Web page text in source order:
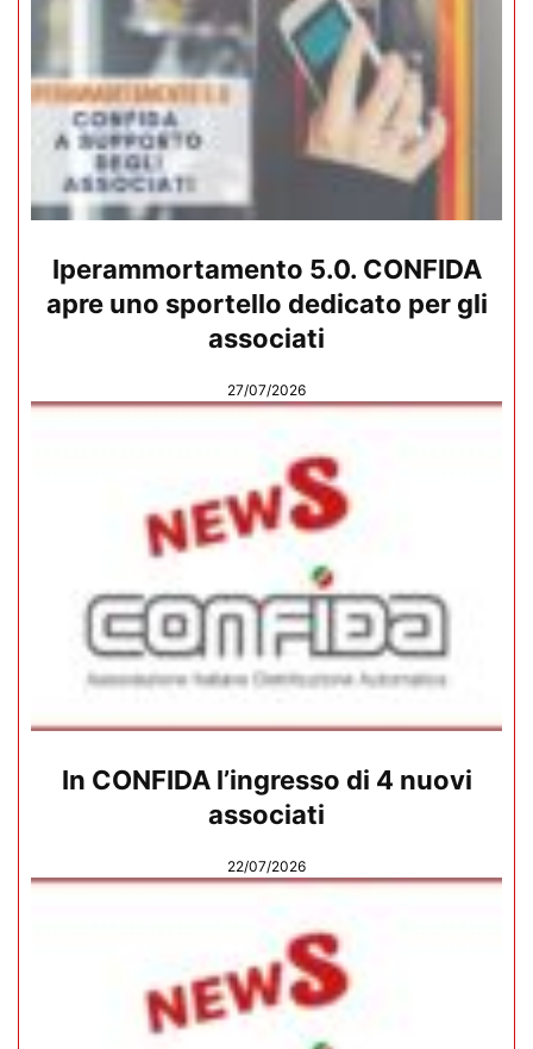
Iperammortamento 5.0. CONFIDA
apre uno sportello dedicato per gli
associati
27/07/2026
In CONFIDA l’ingresso di 4 nuovi
associati
22/07/2026